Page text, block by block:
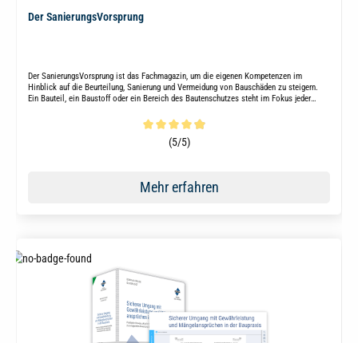
Der SanierungsVorsprung
Der SanierungsVorsprung ist das Fachmagazin, um die eigenen Kompetenzen im
Hinblick auf die Beurteilung, Sanierung und Vermeidung von Bauschäden zu steigern.
Ein Bauteil, ein Baustoff oder ein Bereich des Bautenschutzes steht im Fokus jeder
Durchschnittliche Bewertung von 4.9 von 5 Sternen
(5/5)
Mehr erfahren